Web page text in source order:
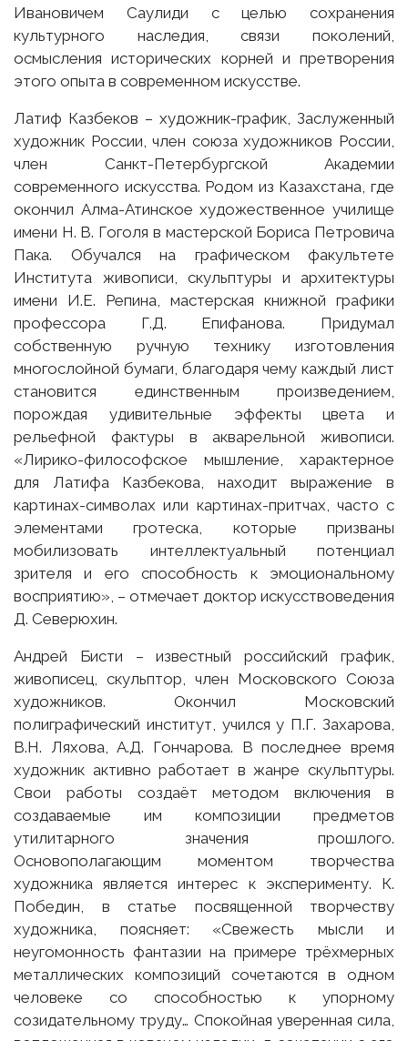
Ивановичем Саулиди с целью сохранения
культурного наследия, связи поколений,
осмысления исторических корней и претворения
этого опыта в современном искусстве.
Латиф Казбеков – художник-график, Заслуженный
художник России, член союза художников России,
член Санкт-Петербургской Академии
современного искусства. Родом из Казахстана, где
окончил Алма-Атинское художественное училище
имени Н. В. Гоголя в мастерской Бориса Петровича
Пака. Обучался на графическом факультете
Института живописи, скульптуры и архитектуры
имени И.Е. Репина, мастерская книжной графики
профессора Г.Д. Епифанова. Придумал
собственную ручную технику изготовления
многослойной бумаги, благодаря чему каждый лист
становится единственным произведением,
порождая удивительные эффекты цвета и
рельефной фактуры в акварельной живописи.
«Лирико-философское мышление, характерное
для Латифа Казбекова, находит выражение в
картинах-символах или картинах-притчах, часто с
элементами гротеска, которые призваны
мобилизовать интеллектуальный потенциал
зрителя и его способность к эмоциональному
восприятию», – отмечает доктор искусствоведения
Д. Северюхин.
Андрей Бисти – известный российский график,
живописец, скульптор, член Московского Союза
художников. Окончил Московский
полиграфический институт, учился у П.Г. Захарова,
В.Н. Ляхова, А.Д. Гончарова. В последнее время
художник активно работает в жанре скульптуры.
Свои работы создаёт методом включения в
создаваемые им композиции предметов
утилитарного значения прошлого.
Основополагающим моментом творчества
художника является интерес к эксперименту. К.
Победин, в статье посвященной творчеству
художника, поясняет: «Свежесть мысли и
неугомонность фантазии на примере трёхмерных
металлических композиций сочетаются в одном
человеке со способностью к упорному
созидательному труду… Спокойная уверенная сила,